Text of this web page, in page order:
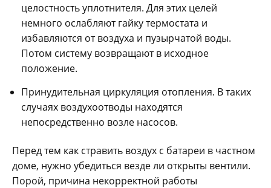
целостность уплотнителя. Для этих целей
немного ослабляют гайку термостата и
избавляются от воздуха и пузырчатой воды.
Потом систему возвращают в исходное
положение.
Принудительная циркуляция отопления. В таких
случаях воздухоотводы находятся
непосредственно возле насосов.
Перед тем как стравить воздух с батареи в частном
доме, нужно убедиться везде ли открыты вентили.
Порой, причина некорректной работы